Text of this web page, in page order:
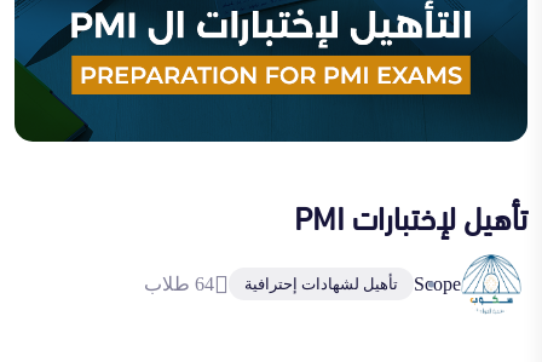
تأهيل لإختبارات PMI
Scope تأهيل لشهادات إحترافية 64 طلاب